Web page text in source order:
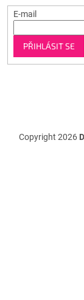
E-mail
PŘIHLÁSIT SE
Copyright 2026